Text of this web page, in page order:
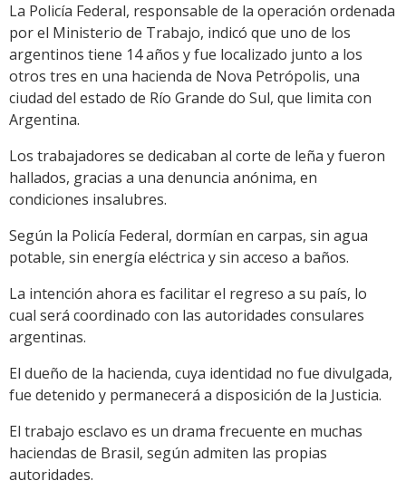
La Policía Federal, responsable de la operación ordenada
por el Ministerio de Trabajo, indicó que uno de los
argentinos tiene 14 años y fue localizado junto a los
otros tres en una hacienda de Nova Petrópolis, una
ciudad del estado de Río Grande do Sul, que limita con
Argentina.
Los trabajadores se dedicaban al corte de leña y fueron
hallados, gracias a una denuncia anónima, en
condiciones insalubres.
Según la Policía Federal, dormían en carpas, sin agua
potable, sin energía eléctrica y sin acceso a baños.
La intención ahora es facilitar el regreso a su país, lo
cual será coordinado con las autoridades consulares
argentinas.
El dueño de la hacienda, cuya identidad no fue divulgada,
fue detenido y permanecerá a disposición de la Justicia.
El trabajo esclavo es un drama frecuente en muchas
haciendas de Brasil, según admiten las propias
autoridades.